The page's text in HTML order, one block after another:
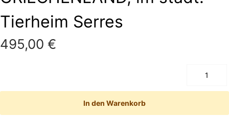
Tierheim Serres
495,00 €
In den Warenkorb